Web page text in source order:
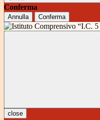
Conferma
Annulla Conferma
close